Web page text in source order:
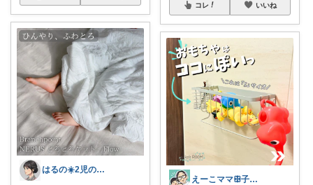
はるの☀️2児のママ𓂃◌𓈒𓐍
コレ いいね
えーこママꕥ子供達と夏を楽しむぞ☀️